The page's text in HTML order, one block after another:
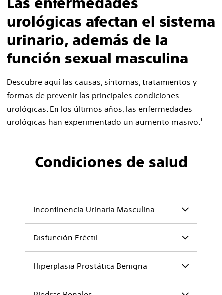
urológicas afectan el sistema
urinario, además de la
función sexual masculina
Descubre aquí las causas, síntomas, tratamientos y
formas de prevenir las principales condiciones
urológicas. En los últimos años, las enfermedades
urológicas han experimentado un aumento masivo.1
Condiciones de salud
Incontinencia Urinaria Masculina
Disfunción Eréctil
Hiperplasia Prostática Benigna